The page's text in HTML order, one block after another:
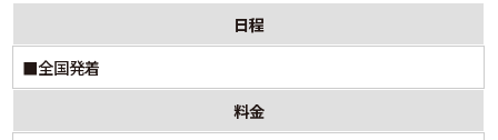
日程
■全国発着
料金